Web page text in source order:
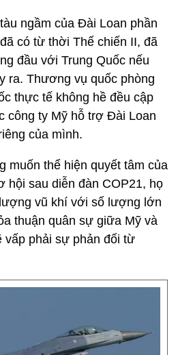
ngầm của Đài Loan phần
có từ thời Thế chiến II, đã
đầu với Trung Quốc nếu
ra. Thương vụ quốc phòng
thực tế không hề đều cập
công ty Mỹ hỗ trợ Đài Loan
của mình.
muốn thể hiện quyết tâm của
hội sau diễn đàn COP21, họ
vũ khí với số lượng lớn
thuận quân sự giữa Mỹ và
vấp phải sự phản đối từ